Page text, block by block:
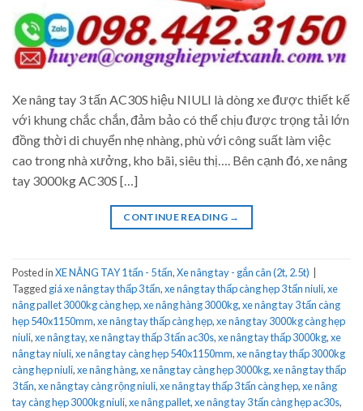
Xe nâng tay 3 tấn AC30S hiệu NIULI là dòng xe được thiết kế
với khung chắc chắn, đảm bảo có thể chịu được trọng tải lớn
đồng thời di chuyển nhẹ nhàng, phù với công suất làm việc
cao trong nhà xưởng, kho bãi, siêu thị…. Bên cạnh đó, xe nâng
tay 3000kg AC30S […]
CONTINUE READING →
Posted inXE NÂNG TAY 1 tấn - 5 tấn,Xe nâng tay - gắn cân (2t, 2.5t)
Tagged giá xe nâng tay thấp 3 tấn,xe nâng tay thấp càng hẹp 3 tấn niuli,xe
nâng pallet 3000kg càng hẹp,xe nâng hàng 3000kg,xe nâng tay 3 tấn càng
hẹp 540x1150mm,xe nâng tay thấp càng hẹp,xe nâng tay 3000kg càng hẹp
niuli,xe nâng tay,xe nâng tay thấp 3 tấn ac30s,xe nâng tay thấp 3000kg,xe
nâng tay niuli,xe nâng tay càng hẹp 540x1150mm,xe nâng tay thấp 3000kg
càng hẹp niuli,xe nâng hàng,xe nâng tay càng hẹp 3000kg,xe nâng tay thấp
3 tấn,xe nâng tay càng rộng niuli,xe nâng tay thấp 3 tấn càng hẹp,xe nâng
tay càng hẹp 3000kg niuli,xe nâng pallet,xe nâng tay 3 tấn càng hẹp ac30s,